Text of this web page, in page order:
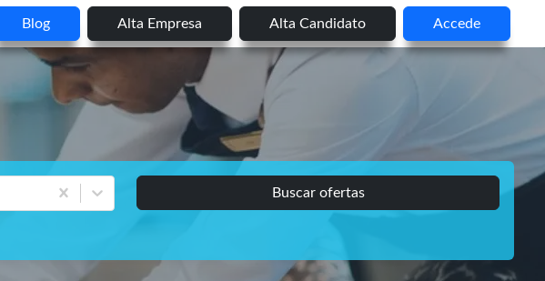
Blog Alta Empresa Alta Candidato Accede
Buscar ofertas